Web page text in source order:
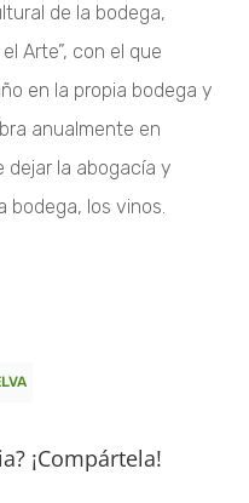
de la bodega,
Arte”, con el que
en la propia bodega y
anualmente en
dejar la abogacía y
bodega, los vinos.
¡Compártela!